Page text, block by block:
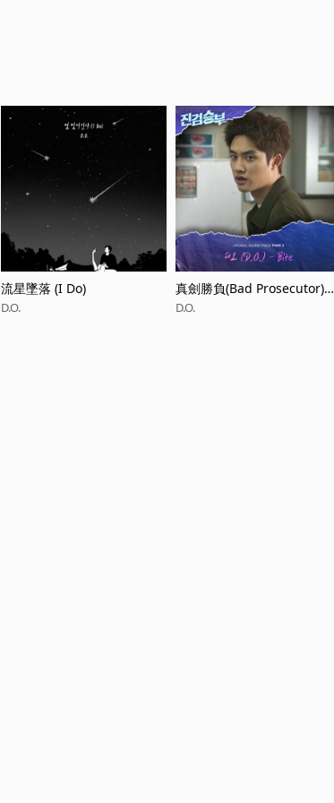
流星墜落 (I Do)
D.O.
真劍勝負(Bad Prosecutor)韓
劇原聲帶 Part.3
D.O.